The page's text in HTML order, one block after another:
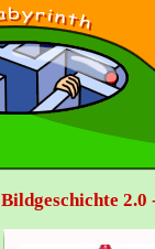
Bildgeschichte